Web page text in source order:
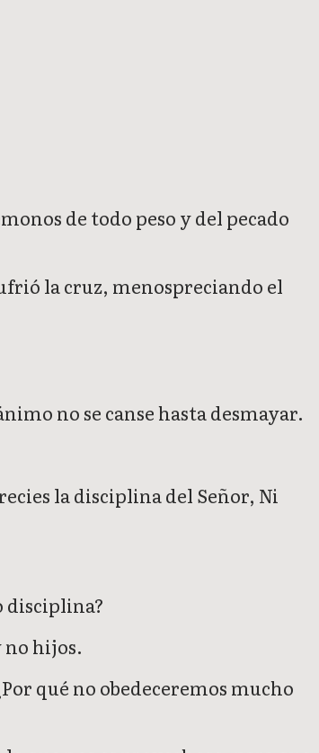
de todo peso y del pecado
la cruz, menospreciando el
no se canse hasta desmayar.
la disciplina del Señor, Ni
disciplina?
no hijos.
qué no obedeceremos mucho